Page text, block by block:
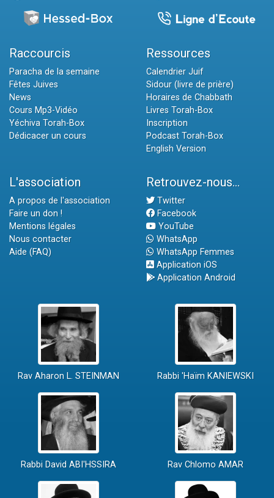
Raccourcis
Paracha de la semaine
Fêtes Juives
News
Cours Mp3-Vidéo
Yéchiva Torah-Box
Dédicacer un cours
Ressources
Calendrier Juif
Sidour (livre de prière)
Horaires de Chabbath
Livres Torah-Box
Inscription
Podcast Torah-Box
English Version
L'association
A propos de l'association
Faire un don !
Mentions légales
Nous contacter
Aide (FAQ)
Retrouvez-nous...
Twitter
Facebook
YouTube
WhatsApp
WhatsApp Femmes
Application iOS
Application Android
Rav Aharon L. STEINMAN Rabbi 'Haïm KANIEWSKI
Rabbi David ABI'HSSIRA Rav Chlomo AMAR